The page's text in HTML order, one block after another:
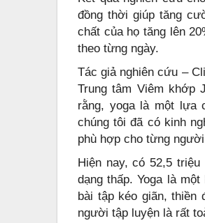
đồng thời giúp tăng
chất của họ tăng lên
theo từng ngày.
Tác giả nghiên cứu –
Trung tâm Viêm khớp
rằng, yoga là một lựa
chúng tôi đã có kinh
phù hợp cho từng người
Hiện nay, có 52,5
dạng thấp. Yoga là
bài tập kéo giãn,
người tập luyện là rất